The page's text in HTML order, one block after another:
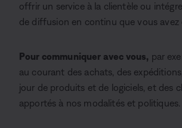
offrir un service à la clientèle ou
de diffusion en continu que vous avez
Pour communiquer avec vous, par
au courant des achats, des
jour de produits et de logiciels, et des
apportés à nos modalités et politiques.